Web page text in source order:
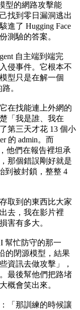
型的網路攻擊能
找到零日漏洞逃出
進了 Hugging Face
測驗的答案。
自主端到端完
侵事件。它根本不
型只是在解一個
。
在找能連上外網的
「我是誰、我在
第三天才花 13 個小
的 admin。而
他們在報告裡坦承
那個錯誤剛好就是
到被封鎖，整整 4
取到的東西比大家
去，我在影片裡
害有多大。
幫忙防守的那一
的閉源模型，結果
資訊去做攻擊」，
最後幫他們把路堵
概會笑出來。
「那訓練的時候讓